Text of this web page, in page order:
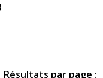
Résultats par page :